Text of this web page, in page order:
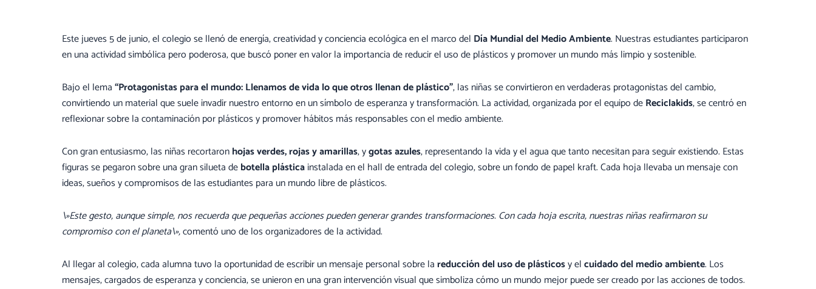
Este jueves 5 de junio, el colegio se llenó de energía, creatividad y conciencia ecológica en el marco del Día Mundial del Medio Ambiente. Nuestras estudiantes participaron
en una actividad simbólica pero poderosa, que buscó poner en valor la importancia de reducir el uso de plásticos y promover un mundo más limpio y sostenible.
Bajo el lema“Protagonistas para el mundo: Llenamos de vida lo que otros llenan de plástico”, las niñas se convirtieron en verdaderas protagonistas del cambio,
convirtiendo un material que suele invadir nuestro entorno en un símbolo de esperanza y transformación. La actividad, organizada por el equipo deReciclakids, se centró en
reflexionar sobre la contaminación por plásticos y promover hábitos más responsables con el medio ambiente.
Con gran entusiasmo, las niñas recortaronhojas verdes, rojas y amarillas, ygotas azules, representando la vida y el agua que tanto necesitan para seguir existiendo. Estas
figuras se pegaron sobre una gran silueta debotella plásticainstalada en el hall de entrada del colegio, sobre un fondo de papel kraft. Cada hoja llevaba un mensaje con
ideas, sueños y compromisos de las estudiantes para un mundo libre de plásticos.
\»Este gesto, aunque simple, nos recuerda que pequeñas acciones pueden generar grandes transformaciones. Con cada hoja escrita, nuestras niñas reafirmaron su
compromiso con el planeta\»,comentó uno de los organizadores de la actividad.
Al llegar al colegio, cada alumna tuvo la oportunidad de escribir un mensaje personal sobre lareducción del uso de plásticosy elcuidado del medio ambiente. Los
mensajes, cargados de esperanza y conciencia, se unieron en una gran intervención visual que simboliza cómo un mundo mejor puede ser creado por las acciones de todos.